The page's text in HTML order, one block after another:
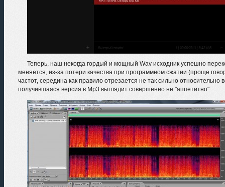
Теперь, наш некогда гордый и мощный Wav исходник успешно
меняется, из-за потери качества при программном сжатии (проще
частот, середина как правило отрезается не так сильно относительно
получившаяся версия в Mp3 выглядит совершенно не "аппетитно"...